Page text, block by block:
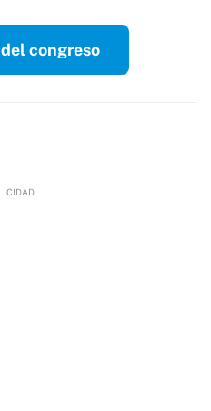
congreso